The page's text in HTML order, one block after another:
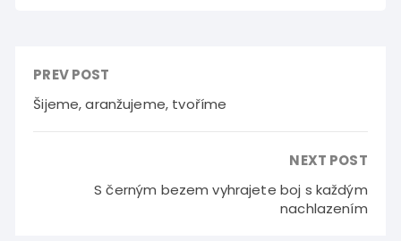
PREV POST
Šijeme, aranžujeme, tvoříme
NEXT POST
S černým bezem vyhrajete boj s každým
nachlazením